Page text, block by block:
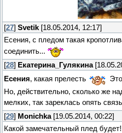
[27] Svetik [18.05.2014, 12:17]
Есения, с пледом такая
соединить...
[28] Екатерина_Гулякина
Есения, какая прелесть
Но, действительно, сколько же
мелких, так зареклась опять
[29] Monichka[19.05.2014, 00:22]
Какой замечательный плед будет!